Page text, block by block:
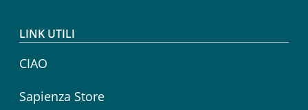
LINK UTILI
CIAO
Sapienza Store